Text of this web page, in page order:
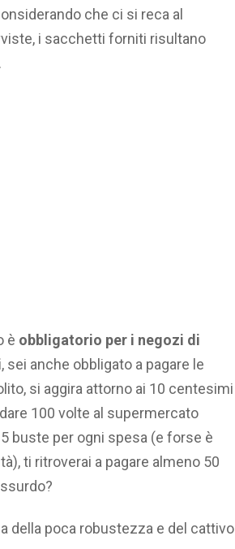
che ci si reca al
i sacchetti forniti risultano
è obbligatorio per i negozi di
, sei anche obbligato a pagare le
si aggira attorno ai 10 centesimi
100 volte al supermercato
buste per ogni spesa (e forse è
ti ritroverai a pagare almeno 50
della poca robustezza e del cattivo